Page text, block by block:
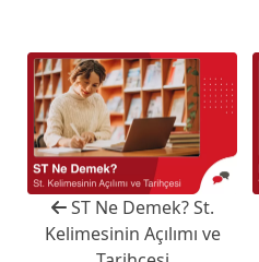
ST Ne Demek? St.
Kelimesinin Açılımı ve